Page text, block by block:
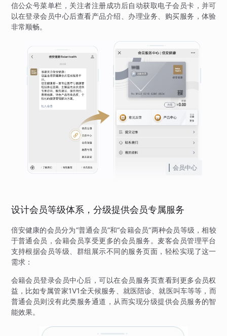
信公众号菜单栏，关注者注册成功后自动获取电子会员卡，并可
以在登录会员中心后查看产品介绍、办理业务、购买服务，体验
非常顺畅。
会员中心
设计会员等级体系，分级提供会员专属服务
倍安健康的会员分为“普通会员”和“会籍会员”两种会员等级，相较
于普通会员，会籍会员享受更多的会员服务。麦客会员管理平台
支持根据会员等级、群组展示不同的服务页面，轻松实现了这一
需求：
会籍会员登录会员中心后，可以在会员服务页查看到更多会员权
益，比如专属管家1V1全天候服务、就医陪诊、就医叫车等等，而
普通会员则没有此类服务通道，从而实现分级提供会员服务的智
能效果。